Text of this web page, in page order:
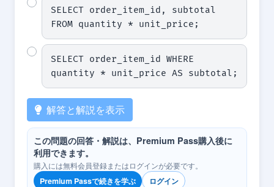
SELECT order_item_id, subtotal
FROM quantity * unit_price;
SELECT order_item_id WHERE
quantity * unit_price AS subtotal;
解答と解説を表示
この問題の回答・解説は、Premium Pass購入後に
利用できます。
購入には無料会員登録またはログインが必要です。
Premium Passで続きを学ぶ
ログイン